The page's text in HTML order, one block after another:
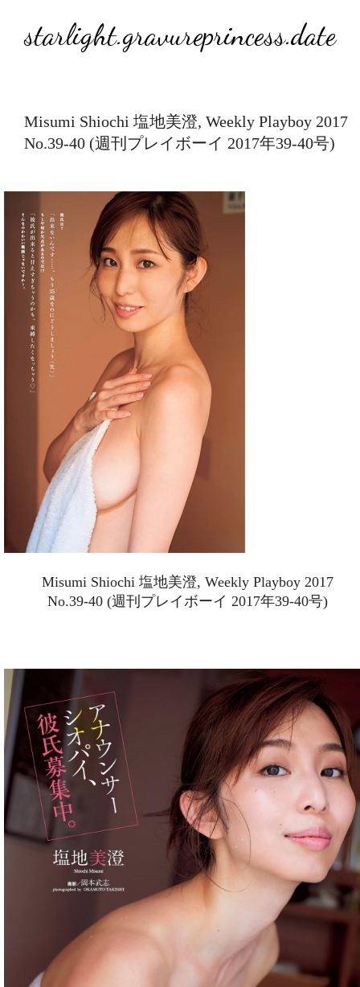
starlight.gravureprincess.date
Misumi Shiochi 塩地美澄, Weekly Playboy 2017
No.39-40 (週刊プレイボーイ 2017年39-40号)
Misumi Shiochi 塩地美澄, Weekly Playboy 2017
No.39-40 (週刊プレイボーイ 2017年39-40号)